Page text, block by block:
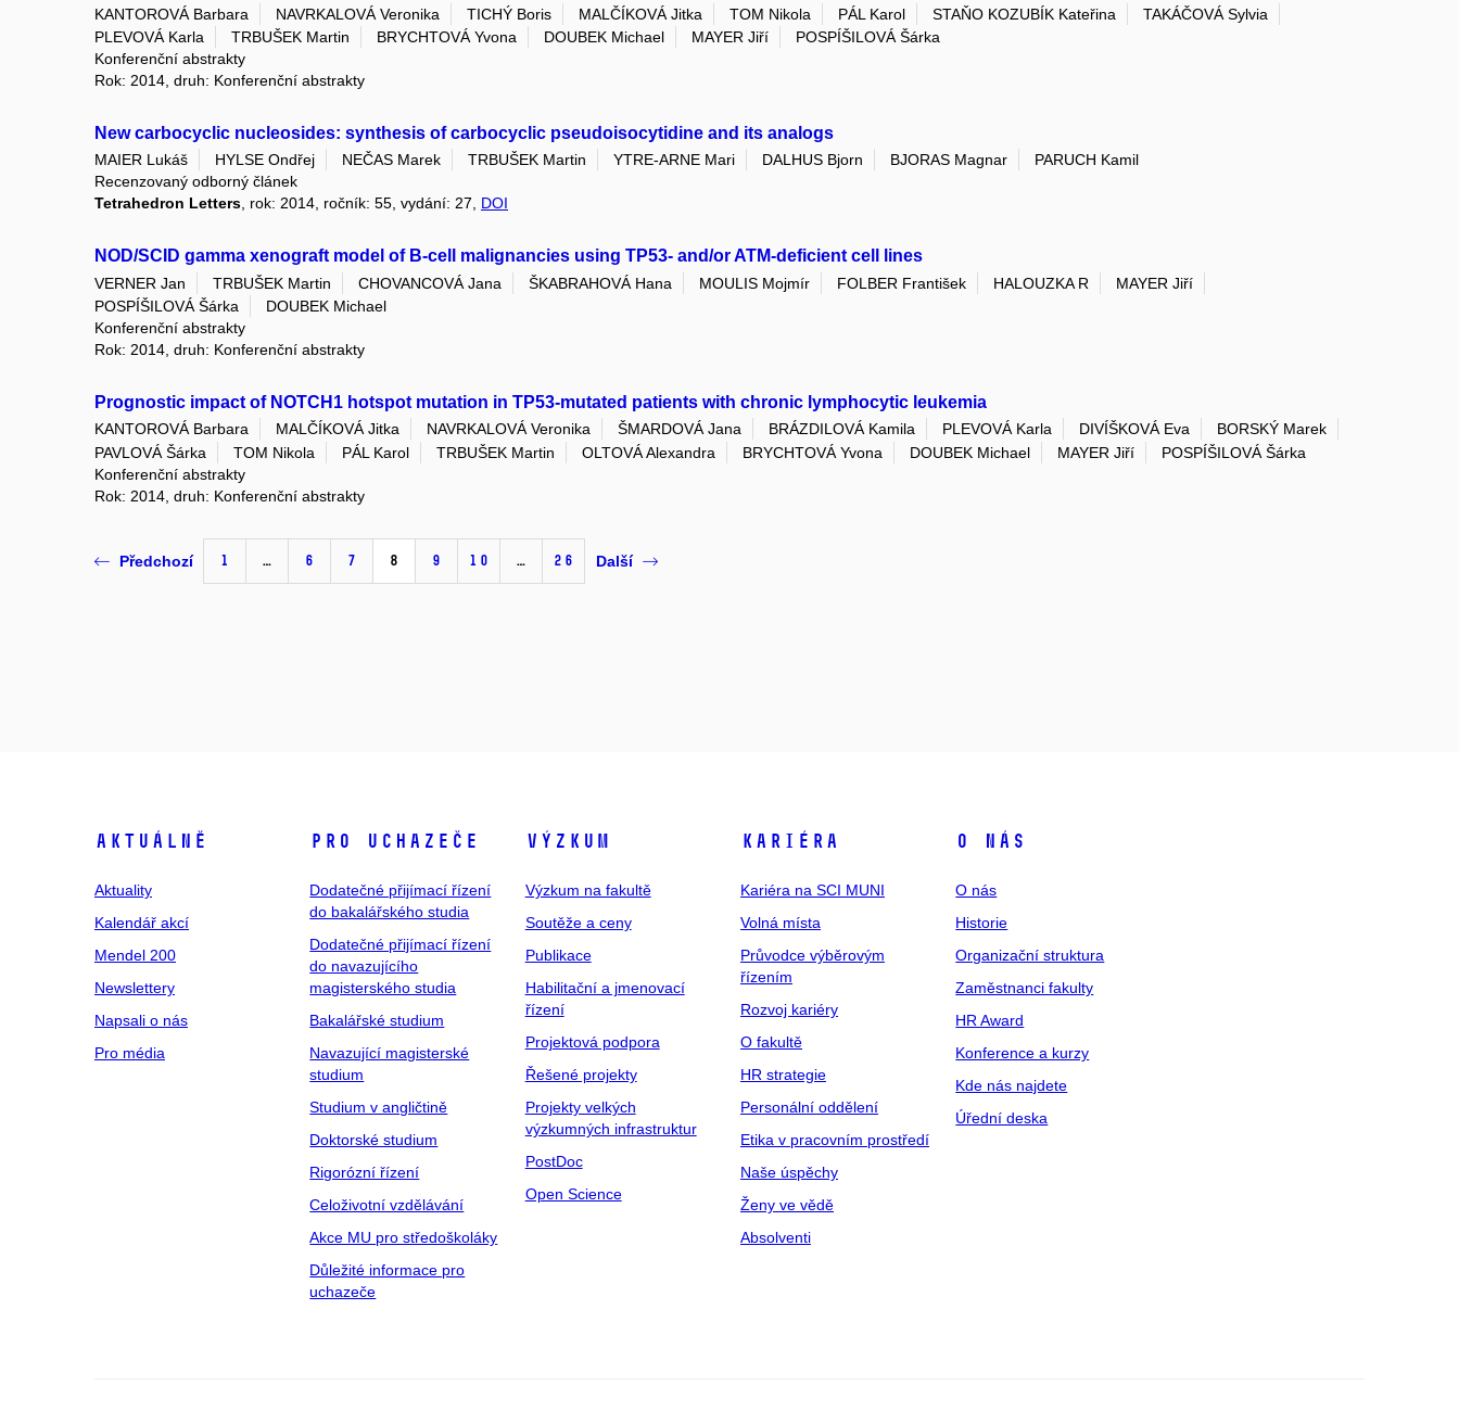
KANTOROVÁ Barbara NAVRKALOVÁ Veronika TICHÝ Boris MALČÍKOVÁ Jitka TOM Nikola PÁL Karol STAŇO KOZUBÍK Kateřina
TAKÁČOVÁ Sylvia
PLEVOVÁ Karla
TRBUŠEK Martin BRYCHTOVÁ Yvona DOUBEK Michael MAYER Jiří
POSPÍŠILOVÁ Šárka
Konferenční abstrakty
Rok: 2014, druh: Konferenční abstrakty
New carbocyclic nucleosides: synthesis of carbocyclic pseudoisocytidine and its analogs
MAIER Lukáš HYLSE Ondřej NEČAS Marek TRBUŠEK Martin YTRE-ARNE Mari DALHUS Bjorn BJORAS Magnar
PARUCH Kamil
Recenzovaný odborný článek
Tetrahedron Letters, rok: 2014, ročník: 55, vydání: 27, DOI
NOD/SCID gamma xenograft model of B-cell malignancies using TP53- and/or ATM-deficient cell lines
VERNER Jan TRBUŠEK Martin CHOVANCOVÁ Jana ŠKABRAHOVÁ Hana MOULIS Mojmír FOLBER František HALOUZKA R
MAYER Jiří
POSPÍŠILOVÁ Šárka
DOUBEK Michael
Konferenční abstrakty
Rok: 2014, druh: Konferenční abstrakty
Prognostic impact of NOTCH1 hotspot mutation in TP53-mutated patients with chronic lymphocytic leukemia
KANTOROVÁ Barbara MALČÍKOVÁ Jitka NAVRKALOVÁ Veronika ŠMARDOVÁ Jana BRÁZDILOVÁ Kamila PLEVOVÁ Karla DIVÍŠKOVÁ Eva
BORSKÝ Marek
PAVLOVÁ Šárka
TOM Nikola PÁL Karol TRBUŠEK Martin OLTOVÁ Alexandra BRYCHTOVÁ Yvona DOUBEK Michael MAYER Jiří
POSPÍŠILOVÁ Šárka
Konferenční abstrakty
Rok: 2014, druh: Konferenční abstrakty
Předchozí 1 … 6 7 8 9 10 … 26 Další
Aktuálně
Aktuality
Kalendář akcí
Mendel 200
Newslettery
Napsali o nás
Pro média
Pro uchazeče
Dodatečné přijímací řízení
do bakalářského studia
Dodatečné přijímací řízení
do navazujícího
magisterského studia
Bakalářské studium
Navazující magisterské
studium
Studium v angličtině
Doktorské studium
Rigorózní řízení
Celoživotní vzdělávání
Akce MU pro středoškoláky
Důležité informace pro
uchazeče
Výzkum
Výzkum na fakultě
Soutěže a ceny
Publikace
Habilitační a jmenovací
řízení
Projektová podpora
Řešené projekty
Projekty velkých
výzkumných infrastruktur
PostDoc
Open Science
Kariéra
Kariéra na SCI MUNI
Volná místa
Průvodce výběrovým
řízením
Rozvoj kariéry
O fakultě
HR strategie
Personální oddělení
Etika v pracovním prostředí
Naše úspěchy
Ženy ve vědě
Absolventi
O nás
O nás
Historie
Organizační struktura
Zaměstnanci fakulty
HR Award
Konference a kurzy
Kde nás najdete
Úřední deska